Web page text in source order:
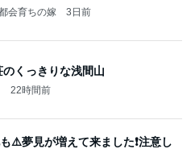
会育ちの嫁 3日前
くっきりな浅間山
22時間前
⚠️夢見が増えて来ました❗️注意し